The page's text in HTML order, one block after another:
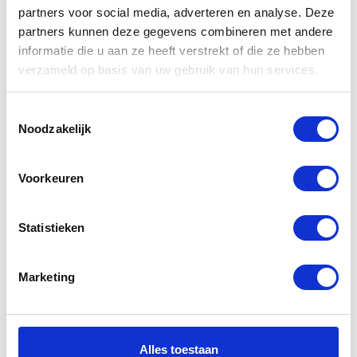
partners voor social media, adverteren en analyse. Deze
partners kunnen deze gegevens combineren met andere
informatie die u aan ze heeft verstrekt of die ze hebben
verzameld op basis van uw gebruik van hun services.
Noodzakelijk
Voorkeuren
Statistieken
Marketing
Alles toestaan
Gerelateerde
producten
Alpinestars
Gal women’s
Mood Indigo
-52%
IXS Laila LD
Jacket Ladies
€159,95